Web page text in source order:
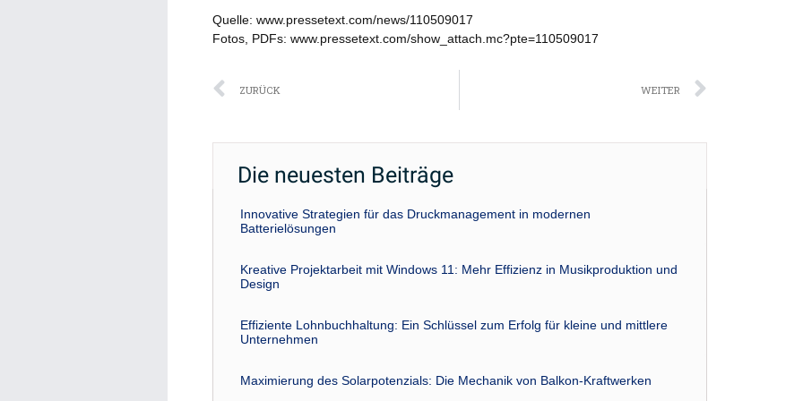
Quelle: www.pressetext.com/news/110509017
Fotos, PDFs: www.pressetext.com/show_attach.mc?pte=110509017
Zurück
ZURÜCK WEITER
Die neuesten Beiträge
Innovative Strategien für das Druckmanagement in modernen
Batterielösungen
Kreative Projektarbeit mit Windows 11: Mehr Effizienz in Musikproduktion und
Design
Effiziente Lohnbuchhaltung: Ein Schlüssel zum Erfolg für kleine und mittlere
Unternehmen
Maximierung des Solarpotenzials: Die Mechanik von Balkon-Kraftwerken